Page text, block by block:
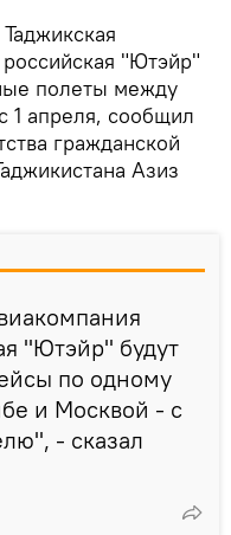
Таджикская
"Ютэйр"
полеты между
1 апреля, сообщил
гражданской
Азиз
"Ютэйр" будут
по одному
и Москвой - с
- сказал